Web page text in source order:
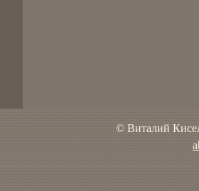
© Виталий